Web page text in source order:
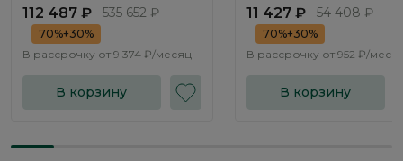
112 487 ₽ 535 652 ₽
70%+30%
В рассрочку от 9 374 ₽/месяц
В корзину
11 427 ₽ 54 408 ₽
70%+30%
В рассрочку от 952 ₽/
В корзину